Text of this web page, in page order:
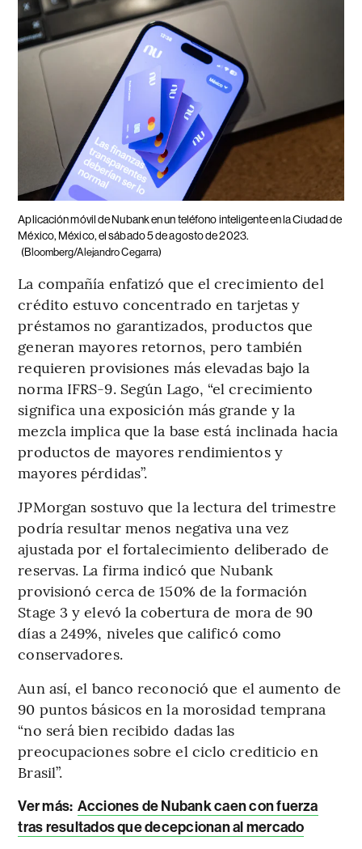
Aplicación móvil de Nubank en un teléfono inteligente en la Ciudad de
México, México, el sábado 5 de agosto de 2023.
(Bloomberg/Alejandro Cegarra)
La compañía enfatizó que el crecimiento del
crédito estuvo concentrado en tarjetas y
préstamos no garantizados, productos que
generan mayores retornos, pero también
requieren provisiones más elevadas bajo la
norma IFRS-9. Según Lago, “el crecimiento
significa una exposición más grande y la
mezcla implica que la base está inclinada hacia
productos de mayores rendimientos y
mayores pérdidas”.
JPMorgan sostuvo que la lectura del trimestre
podría resultar menos negativa una vez
ajustada por el fortalecimiento deliberado de
reservas. La firma indicó que Nubank
provisionó cerca de 150% de la formación
Stage 3 y elevó la cobertura de mora de 90
días a 249%, niveles que calificó como
conservadores.
Aun así, el banco reconoció que el aumento de
90 puntos básicos en la morosidad temprana
“no será bien recibido dadas las
preocupaciones sobre el ciclo crediticio en
Brasil”.
Ver más: Acciones de Nubank caen con fuerza
tras resultados que decepcionan al mercado